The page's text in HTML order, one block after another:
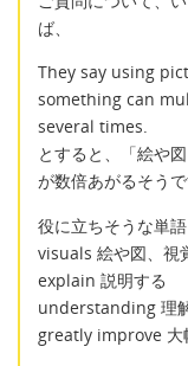
ば、
They say using
something can
several times.
とすると、「絵や
が数倍あがるそう
役に立ちそうな単
visuals 絵や図、視
explain 説明する
understanding 理
greatly improve 大